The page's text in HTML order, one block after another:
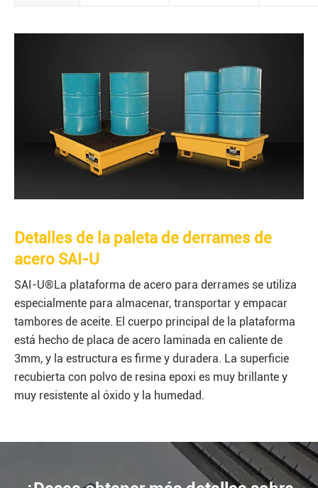
Detalles de la paleta de derrames de
acero SAI-U
SAI-U®La plataforma de acero para derrames se utiliza
especialmente para almacenar, transportar y empacar
tambores de aceite. El cuerpo principal de la plataforma
está hecho de placa de acero laminada en caliente de
3mm, y la estructura es firme y duradera. La superficie
recubierta con polvo de resina epoxi es muy brillante y
muy resistente al óxido y la humedad.